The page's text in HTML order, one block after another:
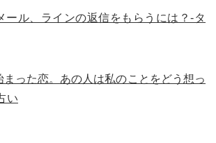
ール、ラインの返信をもらうには？-タ
った恋。あの人は私のことをどう想っ
い